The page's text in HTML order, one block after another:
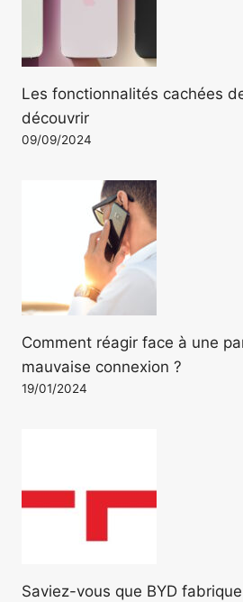
Les fonctionnalités cachées
découvrir
09/09/2024
Comment réagir face à une
mauvaise connexion ?
19/01/2024
Saviez-vous que BYD